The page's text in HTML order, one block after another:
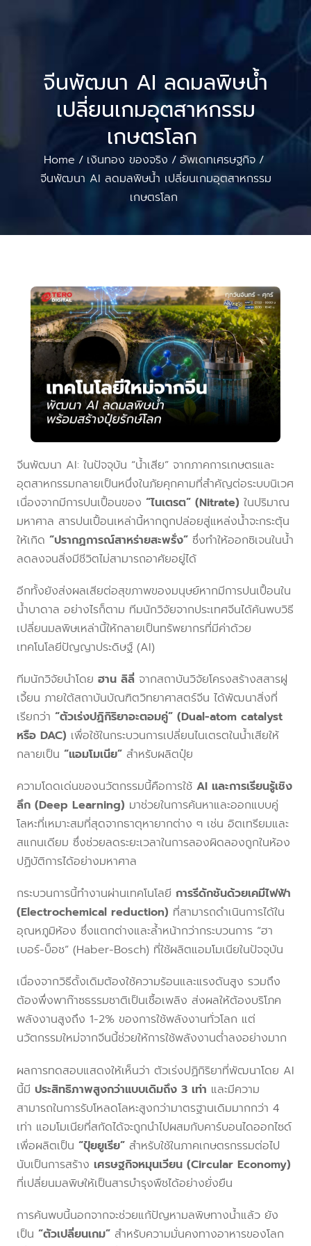
จีนพัฒนา AI ลดมลพิษน้ำ
เปลี่ยนเกมอุตสาหกรรม
เกษตรโลก
Home / เงินทอง ของจริง / อัพเดทเศรษฐกิจ /
จีนพัฒนา AI ลดมลพิษน้ำ เปลี่ยนเกมอุตสาหกรรม
เกษตรโลก
จีนพัฒนา AI: ในปัจจุบัน “น้ำเสีย” จากภาคการเกษตรและ
อุตสาหกรรมกลายเป็นหนึ่งในภัยคุกคามที่สำคัญต่อระบบนิเวศ
เนื่องจากมีการปนเปื้อนของ “ไนเตรต” (Nitrate) ในปริมาณ
มหาศาล สารปนเปื้อนเหล่านี้หากถูกปล่อยสู่แหล่งน้ำจะกระตุ้น
ให้เกิด “ปรากฏการณ์สาหร่ายสะพรั่ง” ซึ่งทำให้ออกซิเจนในน้ำ
ลดลงจนสิ่งมีชีวิตไม่สามารถอาศัยอยู่ได้
อีกทั้งยังส่งผลเสียต่อสุขภาพของมนุษย์หากมีการปนเปื้อนใน
น้ำบาดาล อย่างไรก็ตาม ทีมนักวิจัยจากประเทศจีนได้ค้นพบวิธี
เปลี่ยนมลพิษเหล่านี้ให้กลายเป็นทรัพยากรที่มีค่าด้วย
เทคโนโลยีปัญญาประดิษฐ์ (AI)
ทีมนักวิจัยนำโดย ฮาน ลิลี่ จากสถาบันวิจัยโครงสร้างสสารฝู
เจี้ยน ภายใต้สถาบันบัณฑิตวิทยาศาสตร์จีน ได้พัฒนาสิ่งที่
เรียกว่า “ตัวเร่งปฏิกิริยาอะตอมคู่” (Dual-atom catalyst
หรือ DAC) เพื่อใช้ในกระบวนการเปลี่ยนไนเตรตในน้ำเสียให้
กลายเป็น “แอมโมเนีย” สำหรับผลิตปุ๋ย
ความโดดเด่นของนวัตกรรมนี้คือการใช้ AI และการเรียนรู้เชิง
ลึก (Deep Learning) มาช่วยในการค้นหาและออกแบบคู่
โลหะที่เหมาะสมที่สุดจากธาตุหายากต่าง ๆ เช่น อิตเทรียมและ
สแกนเดียม ซึ่งช่วยลดระยะเวลาในการลองผิดลองถูกในห้อง
ปฏิบัติการได้อย่างมหาศาล
กระบวนการนี้ทำงานผ่านเทคโนโลยี การรีดักชันด้วยเคมีไฟฟ้า
(Electrochemical reduction) ที่สามารถดำเนินการได้ใน
อุณหภูมิห้อง ซึ่งแตกต่างและล้ำหน้ากว่ากระบวนการ “ฮา
เบอร์-บ็อช” (Haber-Bosch) ที่ใช้ผลิตแอมโมเนียในปัจจุบัน
เนื่องจากวิธีดั้งเดิมต้องใช้ความร้อนและแรงดันสูง รวมถึง
ต้องพึ่งพาก๊าซธรรมชาติเป็นเชื้อเพลิง ส่งผลให้ต้องบริโภค
พลังงานสูงถึง 1-2% ของการใช้พลังงานทั่วโลก แต่
นวัตกรรมใหม่จากจีนนี้ช่วยให้การใช้พลังงานต่ำลงอย่างมาก
ผลการทดสอบแสดงให้เห็นว่า ตัวเร่งปฏิกิริยาที่พัฒนาโดย AI
นี้มี ประสิทธิภาพสูงกว่าแบบเดิมถึง 3 เท่า และมีความ
สามารถในการรับโหลดโลหะสูงกว่ามาตรฐานเดิมมากกว่า 4
เท่า แอมโมเนียที่สกัดได้จะถูกนำไปผสมกับคาร์บอนไดออกไซด์
เพื่อผลิตเป็น “ปุ๋ยยูเรีย” สำหรับใช้ในภาคเกษตรกรรมต่อไป
นับเป็นการสร้าง เศรษฐกิจหมุนเวียน (Circular Economy)
ที่เปลี่ยนมลพิษให้เป็นสารบำรุงพืชได้อย่างยั่งยืน
การค้นพบนี้นอกจากจะช่วยแก้ปัญหามลพิษทางน้ำแล้ว ยัง
เป็น “ตัวเปลี่ยนเกม” สำหรับความมั่นคงทางอาหารของโลก